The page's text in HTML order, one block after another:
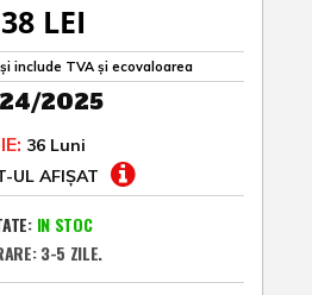
LEI
include TVA și ecovaloarea
2025
36 Luni
UL AFIȘAT
IN STOC
3-5 ZILE.